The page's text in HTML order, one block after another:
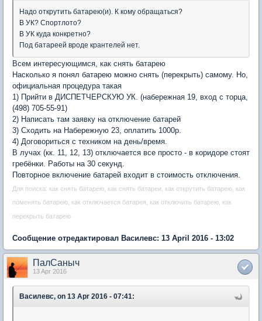
Надо открутить батарею(и). К кому обращаться?
В УК? Спортлото?
В УК куда конкретно?
Под батареей вроде крантелей нет.
Всем интересующимся, как снять батарею
Насколько я понял батарею можно снять (перекрыть) самому. Но,
официальная процедура такая
1) Прийти в ДИСПЕТЧЕРСКУЮ УК. (набережная 19, вход с торца,
(498) 705-55-91)
2) Написать там заявку на отключение батарей
3) Сходить на Набережную 23, оплатить 1000р.
4) Договориться с техником на день/время.
В лучах (кк. 11, 12, 13) отключается все просто - в коридоре стоят
гребёнки. Работы на 30 секунд.
Повторное включение батарей входит в стоимость отключения.
Для поиска: как снять батарею, как снять батареи, как открутить батарею, как
поменять батарею, как отключается батарея, как отключить батарею, как
перекрыть батарею
Сообщение отредактировал Василевс: 13 April 2016 - 13:02
ПалСаныч
13 Apr 2016
Василевс, on 13 Apr 2016 - 07:41: